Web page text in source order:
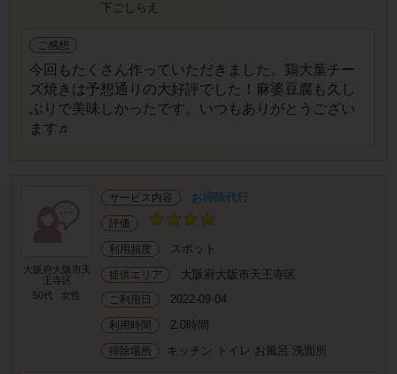
下ごしらえ
ご感想
今回もたくさん作っていただきました。鶏大葉チー
ズ焼きは予想通りの大好評でした！麻婆豆腐も久し
ぶりで美味しかったです。いつもありがとうござい
ます♬
大阪府大阪市天
王寺区
50代
女性
サービス内容 お掃除代行
評価
利用頻度 スポット
提供エリア 大阪府大阪市天王寺区
ご利用日 2022-09-04
利用時間 2.0時間
掃除場所 キッチン トイレ お風呂 洗面所